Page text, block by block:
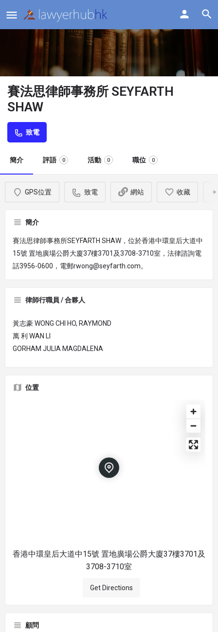
賽法思律師事務所 SEYFARTH
SHAW
致電
簡介 評語 0 活動 0 職位 0
GPS位置 致電 網站 收藏
簡介
賽法思律師事務所SEYFARTH SHAW，位於香港中環皇后大道中
15號 置地廣場公爵大廈37樓3701及3708-3710室，法律諮詢電
話3956-0600，電郵rwong@seyfarth.com。
律師行職員 / 合夥人
黃志豪 WONG CHI HO, RAYMOND
萬 利 WAN LI
GORHAM JULIA MAGDALENA
位置
香港中環皇后大道中15號 置地廣場公爵大廈37樓3701及
3708-3710室
Get Directions
顧問